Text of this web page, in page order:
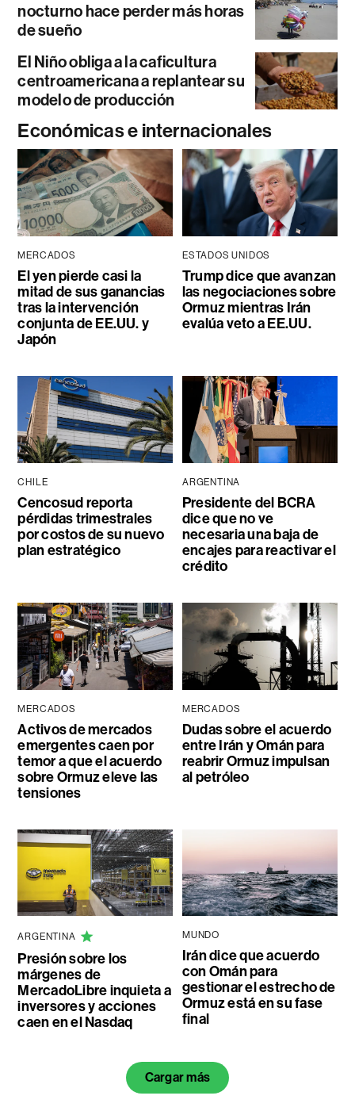
nocturno hace perder más horas
de sueño
El Niño obliga a la caficultura
centroamericana a replantear su
modelo de producción
Económicas e internacionales
MERCADOS
El yen pierde casi la
mitad de sus ganancias
tras la intervención
conjunta de EE.UU. y
Japón
ESTADOS UNIDOS
Trump dice que avanzan
las negociaciones sobre
Ormuz mientras Irán
evalúa veto a EE.UU.
CHILE
Cencosud reporta
pérdidas trimestrales
por costos de su nuevo
plan estratégico
ARGENTINA
Presidente del BCRA
dice que no ve
necesaria una baja de
encajes para reactivar el
crédito
MERCADOS
Activos de mercados
emergentes caen por
temor a que el acuerdo
sobre Ormuz eleve las
tensiones
MERCADOS
Dudas sobre el acuerdo
entre Irán y Omán para
reabrir Ormuz impulsan
al petróleo
ARGENTINA
Presión sobre los
márgenes de
MercadoLibre inquieta a
inversores y acciones
caen en el Nasdaq
MUNDO
Irán dice que acuerdo
con Omán para
gestionar el estrecho de
Ormuz está en su fase
final
Cargar más